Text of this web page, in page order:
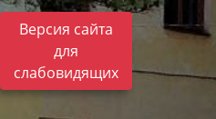
Версия сайта
для
слабовидящих